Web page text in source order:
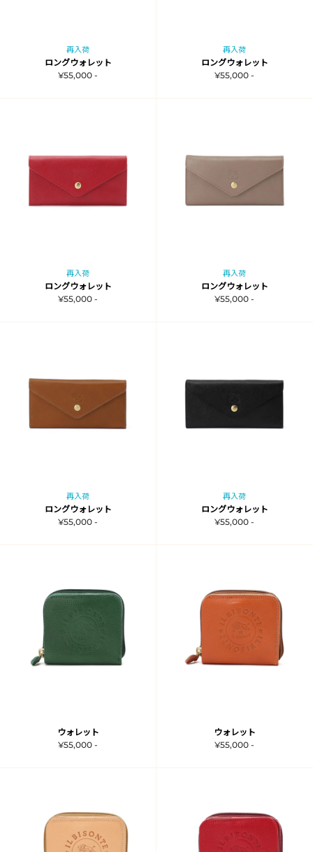
再入荷
ロングウォレット
¥55,000 -
再入荷
ロングウォレット
¥55,000 -
再入荷
ロングウォレット
¥55,000 -
再入荷
ロングウォレット
¥55,000 -
再入荷
ロングウォレット
¥55,000 -
再入荷
ロングウォレット
¥55,000 -
ウォレット
¥55,000 -
ウォレット
¥55,000 -